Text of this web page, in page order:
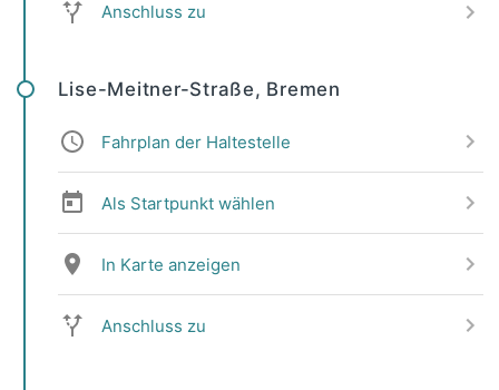
Anschluss zu
Lise-Meitner-Straße, Bremen
Fahrplan der Haltestelle
Als Startpunkt wählen
In Karte anzeigen
Anschluss zu